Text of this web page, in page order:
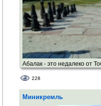
Абалак - это недалеко от
228
Миникремль